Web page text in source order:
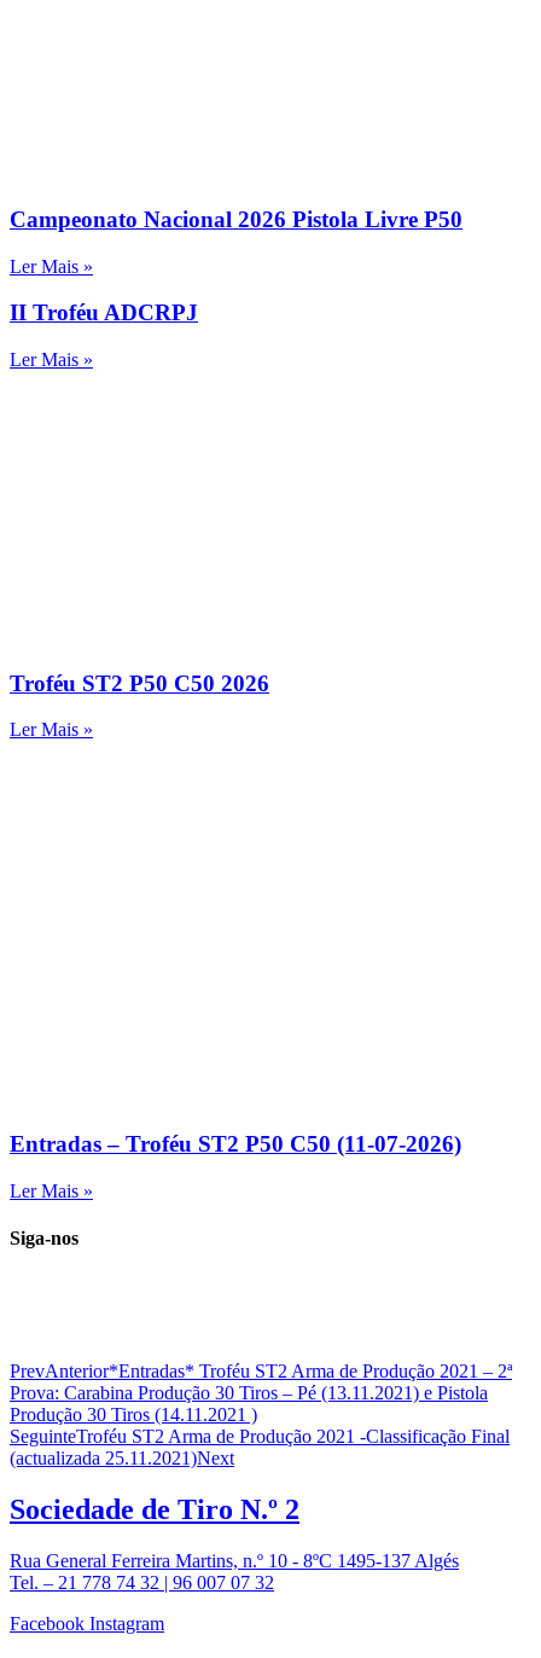
Campeonato Nacional 2026 Pistola Livre P50
Ler Mais »
II Troféu ADCRPJ
Ler Mais »
Troféu ST2 P50 C50 2026
Ler Mais »
Entradas – Troféu ST2 P50 C50 (11-07-2026)
Ler Mais »
Siga-nos
PrevAnterior*Entradas* Troféu ST2 Arma de Produção 2021 – 2ª
Prova: Carabina Produção 30 Tiros – Pé (13.11.2021) e Pistola
Produção 30 Tiros (14.11.2021 )
SeguinteTroféu ST2 Arma de Produção 2021 -Classificação Final
(actualizada 25.11.2021)Next
Sociedade de Tiro N.º 2
Rua General Ferreira Martins, n.º 10 - 8ºC 1495-137 Algés
Tel. – 21 778 74 32 | 96 007 07 32
Facebook Instagram